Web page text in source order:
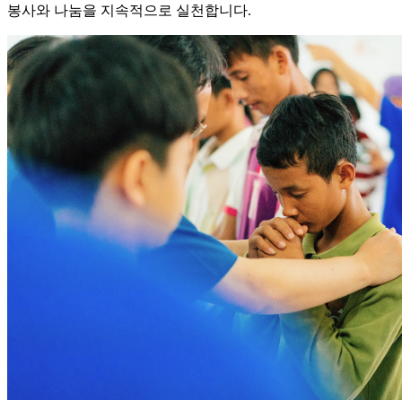
봉사와 나눔을 지속적으로 실천합니다.